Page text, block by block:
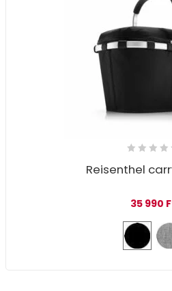
Reisenthel
35 990